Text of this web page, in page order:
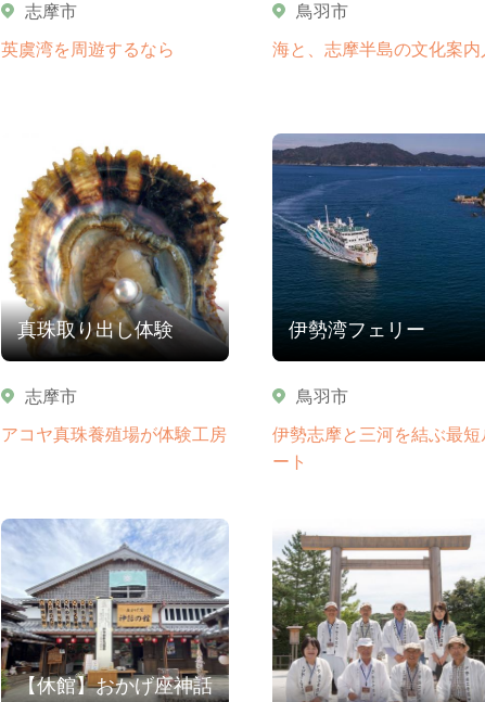
志摩市
英虞湾を周遊するなら
鳥羽市
海と、志摩半島の文化案内
真珠取り出し体験
志摩市
アコヤ真珠養殖場が体験工房
伊勢湾フェリー
鳥羽市
伊勢志摩と三河を結ぶ最短
ート
【休館】おかげ座神話